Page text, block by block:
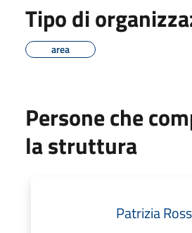
Tipo di
area
Persone che
la struttura
Patrizia